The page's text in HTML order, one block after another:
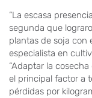
“La escasa
segunda que
plantas de soja con
especialista en
“Adaptar la
el principal factor a
pérdidas por